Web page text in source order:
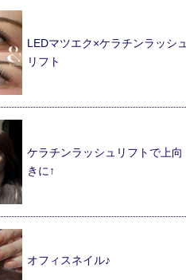
LEDマツエク×ケラチンラッシュ
リフト
ケラチンラッシュリフトで上向
きに↑
オフィスネイル♪